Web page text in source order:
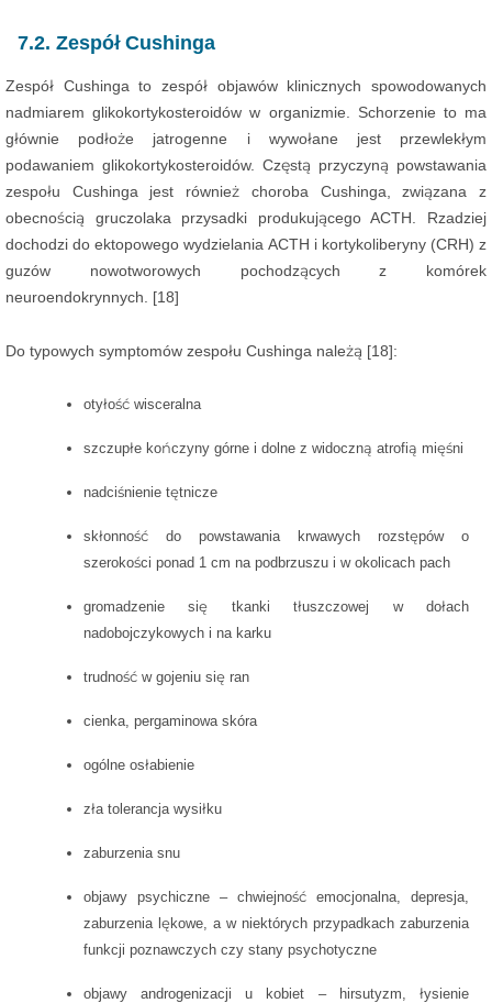
7.2. Zespół Cushinga
Zespół Cushinga to zespół objawów klinicznych spowodowanych
nadmiarem glikokortykosteroidów w organizmie. Schorzenie to ma
głównie podłoże jatrogenne i wywołane jest przewlekłym
podawaniem glikokortykosteroidów. Częstą przyczyną powstawania
zespołu Cushinga jest również choroba Cushinga, związana z
obecnością gruczolaka przysadki produkującego ACTH. Rzadziej
dochodzi do ektopowego wydzielania ACTH i kortykoliberyny (CRH) z
guzów nowotworowych pochodzących z komórek
neuroendokrynnych. [18]
Do typowych symptomów zespołu Cushinga należą [18]:
otyłość wisceralna
szczupłe kończyny górne i dolne z widoczną atrofią mięśni
nadciśnienie tętnicze
skłonność do powstawania krwawych rozstępów o
szerokości ponad 1 cm na podbrzuszu i w okolicach pach
gromadzenie się tkanki tłuszczowej w dołach
nadobojczykowych i na karku
trudność w gojeniu się ran
cienka, pergaminowa skóra
ogólne osłabienie
zła tolerancja wysiłku
zaburzenia snu
objawy psychiczne – chwiejność emocjonalna, depresja,
zaburzenia lękowe, a w niektórych przypadkach zaburzenia
funkcji poznawczych czy stany psychotyczne
objawy androgenizacji u kobiet – hirsutyzm, łysienie